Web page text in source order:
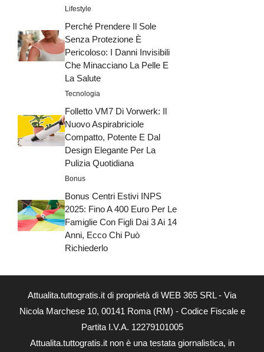
Lifestyle
Perché Prendere Il Sole
Senza Protezione È
Pericoloso: I Danni Invisibili
Che Minacciano La Pelle E
La Salute
Tecnologia
Folletto VM7 Di Vorwerk: Il
Nuovo Aspirabriciole
Compatto, Potente E Dal
Design Elegante Per La
Pulizia Quotidiana
Bonus
Bonus Centri Estivi INPS
2025: Fino A 400 Euro Per Le
Famiglie Con Figli Dai 3 Ai 14
Anni, Ecco Chi Può
Richiederlo
Attualita.tuttogratis.it di proprietà di WEB 365 SRL - Via
Nicola Marchese 10, 00141 Roma (RM) - Codice Fiscale e
Partita I.V.A. 12279101005
Attualita.tuttogratis.it non è una testata giornalistica, in